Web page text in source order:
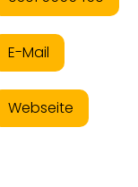
E-Mail
Webseite